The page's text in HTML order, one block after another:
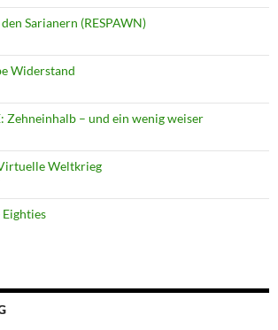
Sarianern (RESPAWN)
Widerstand
Zehneinhalb – und ein wenig weiser
Weltkrieg